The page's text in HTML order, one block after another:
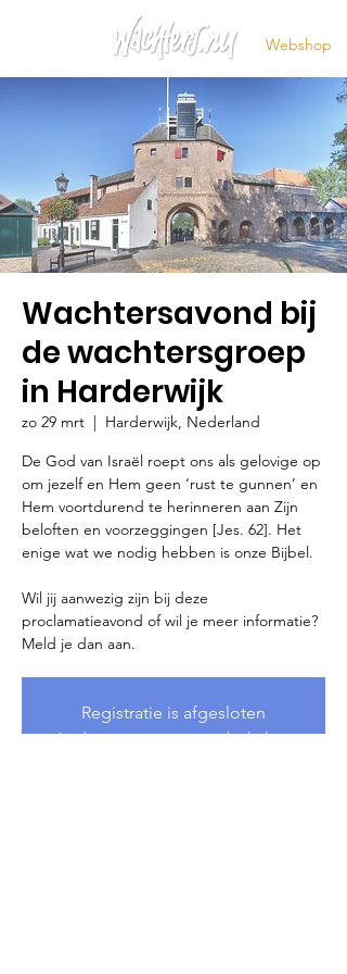
Webshop
Wachtersavond bij
de wachtersgroep
in Harderwijk
zo 29 mrt
  |
Harderwijk, Nederland
De God van Israël roept ons als gelovige op
om jezelf en Hem geen ‘rust te gunnen’ en
Hem voortdurend te herinneren aan Zijn
beloften en voorzeggingen [Jes. 62]. Het
enige wat we nodig hebben is onze Bijbel.
Wil jij aanwezig zijn bij deze
proclamatieavond of wil je meer informatie?
Meld je dan aan.
Registratie is afgesloten
Andere evenementen bekijken